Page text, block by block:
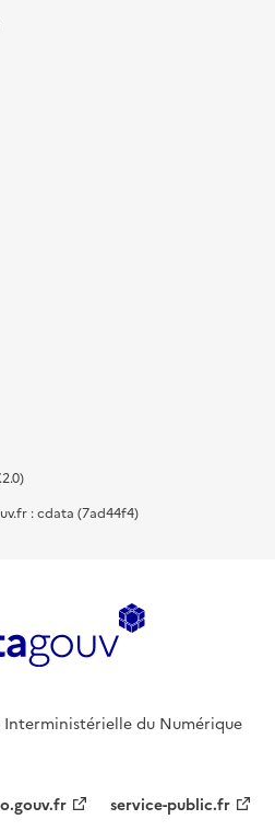
: cdata (7ad44f4)
du Numérique
service-public.fr